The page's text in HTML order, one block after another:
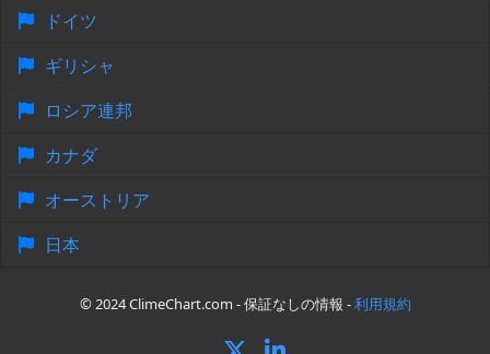
ドイツ
ギリシャ
ロシア連邦
カナダ
オーストリア
日本
© 2024 ClimeChart.com - 保証なしの情報 -利用規約